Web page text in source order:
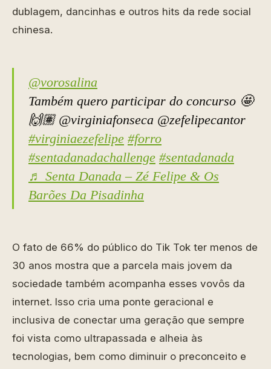
dublagem, dancinhas e outros hits da rede social
chinesa.
@vorosalina
Também quero participar do concurso 🤩
🙌🏽 @virginiafonseca @zefelipecantor
#virginiaezefelipe #forro
#sentadanadachallenge #sentadanada
♬ Senta Danada – Zé Felipe & Os
Barões Da Pisadinha
O fato de 66% do público do Tik Tok ter menos de
30 anos mostra que a parcela mais jovem da
sociedade também acompanha esses vovôs da
internet. Isso cria uma ponte geracional e
inclusiva de conectar uma geração que sempre
foi vista como ultrapassada e alheia às
tecnologias, bem como diminuir o preconceito e